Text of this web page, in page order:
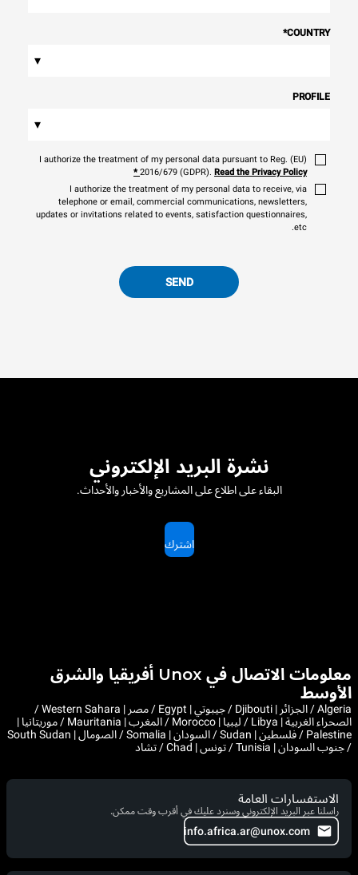
COUNTRY
*
▾
PROFILE
▾
I authorize the treatment of my personal data pursuant to Reg. (EU)
2016/679 (GDPR). Read the Privacy Policy
*
I authorize the treatment of my personal data to receive, via
telephone or email, commercial communications, newsletters,
updates or invitations related to events, satisfaction questionnaires,
etc.
SEND
نشرة البريد الإلكتروني
البقاء على اطلاع على المشاريع والأخبار والأحداث.
اشترك
معلومات الاتصال في Unox أفريقيا والشرق
الأوسط
Algeria / الجزائر | Djibouti / جيبوتي | Egypt / مصر | Western Sahara /
الصحراء الغربية | Libya / ليبيا | Morocco / المغرب | Mauritania / موريتانيا |
Palestine / فلسطين | Sudan / السودان | Somalia / الصومال | South Sudan
/ جنوب السودان | Tunisia / تونس | Chad / تشاد
الاستفسارات العامة
راسلنا عبر البريد الإلكتروني وسنرد عليك في أقرب وقت ممكن.
info.africa.ar@unox.com